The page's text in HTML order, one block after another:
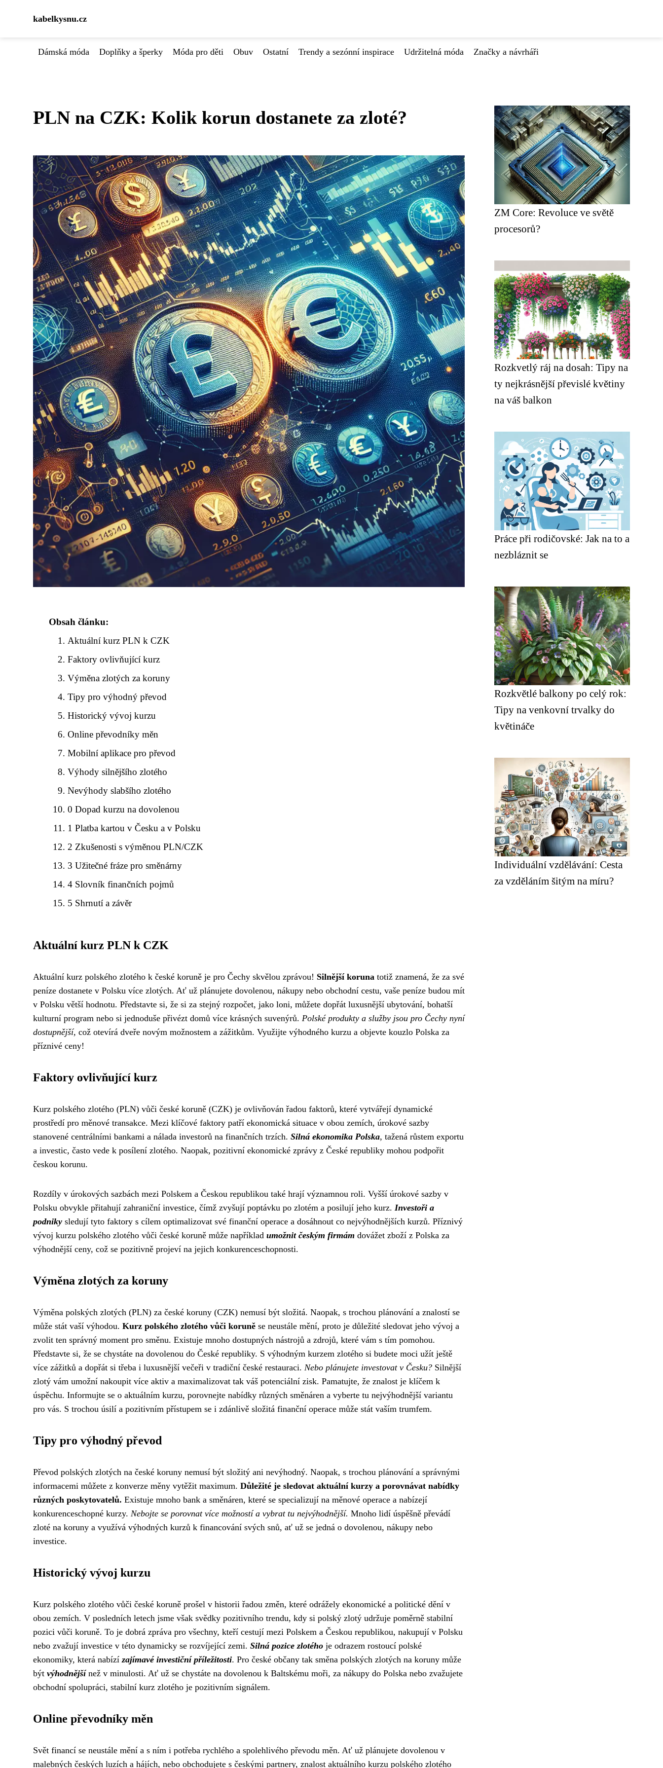
kabelkysnu.cz
Dámská móda Doplňky a šperky Móda pro děti Obuv Ostatní Trendy a sezónní inspirace Udržitelná móda Značky a návrháři
PLN na CZK: Kolik korun dostanete za zloté?
Obsah článku:
Aktuální kurz PLN k CZK
Faktory ovlivňující kurz
Výměna zlotých za koruny
Tipy pro výhodný převod
Historický vývoj kurzu
Online převodníky měn
Mobilní aplikace pro převod
Výhody silnějšího zlotého
Nevýhody slabšího zlotého
0 Dopad kurzu na dovolenou
1 Platba kartou v Česku a v Polsku
2 Zkušenosti s výměnou PLN/CZK
3 Užitečné fráze pro směnárny
4 Slovník finančních pojmů
5 Shrnutí a závěr
Aktuální kurz PLN k CZK
Aktuální kurz polského zlotého k české koruně je pro Čechy skvělou zprávou! Silnější koruna totiž znamená, že za své
peníze dostanete v Polsku více zlotých. Ať už plánujete dovolenou, nákupy nebo obchodní cestu, vaše peníze budou mít
v Polsku větší hodnotu. Představte si, že si za stejný rozpočet, jako loni, můžete dopřát luxusnější ubytování, bohatší
kulturní program nebo si jednoduše přivézt domů více krásných suvenýrů. Polské produkty a služby jsou pro Čechy nyní
dostupnější, což otevírá dveře novým možnostem a zážitkům. Využijte výhodného kurzu a objevte kouzlo Polska za
příznivé ceny!
Faktory ovlivňující kurz
Kurz polského zlotého (PLN) vůči české koruně (CZK) je ovlivňován řadou faktorů, které vytvářejí dynamické
prostředí pro měnové transakce. Mezi klíčové faktory patří ekonomická situace v obou zemích, úrokové sazby
stanovené centrálními bankami a nálada investorů na finančních trzích. Silná ekonomika Polska, tažená růstem exportu
a investic, často vede k posílení zlotého. Naopak, pozitivní ekonomické zprávy z České republiky mohou podpořit
českou korunu.
Rozdíly v úrokových sazbách mezi Polskem a Českou republikou také hrají významnou roli. Vyšší úrokové sazby v
Polsku obvykle přitahují zahraniční investice, čímž zvyšují poptávku po zlotém a posilují jeho kurz. Investoři a
podniky sledují tyto faktory s cílem optimalizovat své finanční operace a dosáhnout co nejvýhodnějších kurzů. Příznivý
vývoj kurzu polského zlotého vůči české koruně může například umožnit českým firmám dovážet zboží z Polska za
výhodnější ceny, což se pozitivně projeví na jejich konkurenceschopnosti.
Výměna zlotých za koruny
Výměna polských zlotých (PLN) za české koruny (CZK) nemusí být složitá. Naopak, s trochou plánování a znalostí se
může stát vaší výhodou. Kurz polského zlotého vůči koruně se neustále mění, proto je důležité sledovat jeho vývoj a
zvolit ten správný moment pro směnu. Existuje mnoho dostupných nástrojů a zdrojů, které vám s tím pomohou.
Představte si, že se chystáte na dovolenou do České republiky. S výhodným kurzem zlotého si budete moci užít ještě
více zážitků a dopřát si třeba i luxusnější večeři v tradiční české restauraci. Nebo plánujete investovat v Česku? Silnější
zlotý vám umožní nakoupit více aktiv a maximalizovat tak váš potenciální zisk. Pamatujte, že znalost je klíčem k
úspěchu. Informujte se o aktuálním kurzu, porovnejte nabídky různých směnáren a vyberte tu nejvýhodnější variantu
pro vás. S trochou úsilí a pozitivním přístupem se i zdánlivě složitá finanční operace může stát vaším trumfem.
Tipy pro výhodný převod
Převod polských zlotých na české koruny nemusí být složitý ani nevýhodný. Naopak, s trochou plánování a správnými
informacemi můžete z konverze měny vytěžit maximum. Důležité je sledovat aktuální kurzy a porovnávat nabídky
různých poskytovatelů. Existuje mnoho bank a směnáren, které se specializují na měnové operace a nabízejí
konkurenceschopné kurzy. Nebojte se porovnat více možností a vybrat tu nejvýhodnější. Mnoho lidí úspěšně převádí
zloté na koruny a využívá výhodných kurzů k financování svých snů, ať už se jedná o dovolenou, nákupy nebo
investice.
Historický vývoj kurzu
Kurz polského zlotého vůči české koruně prošel v historii řadou změn, které odrážely ekonomické a politické dění v
obou zemích. V posledních letech jsme však svědky pozitivního trendu, kdy si polský zlotý udržuje poměrně stabilní
pozici vůči koruně. To je dobrá zpráva pro všechny, kteří cestují mezi Polskem a Českou republikou, nakupují v Polsku
nebo zvažují investice v této dynamicky se rozvíjející zemi. Silná pozice zlotého je odrazem rostoucí polské
ekonomiky, která nabízízajímavé investiční příležitosti. Pro české občany tak směna polských zlotých na koruny může
být výhodnějšínež v minulosti. Ať už se chystáte na dovolenou k Baltskému moři, za nákupy do Polska nebo zvažujete
obchodní spolupráci, stabilní kurz zlotého je pozitivním signálem.
Online převodníky měn
Svět financí se neustále mění a s ním i potřeba rychlého a spolehlivého převodu měn. Ať už plánujete dovolenou v
malebných českých luzích a hájích, nebo obchodujete s českými partnery, znalost aktuálního kurzu polského zlotého
ZM Core: Revoluce ve světě
procesorů?
Rozkvetlý ráj na dosah: Tipy na
ty nejkrásnější převislé květiny
na váš balkon
Práce při rodičovské: Jak na to a
nezbláznit se
Rozkvětlé balkony po celý rok:
Tipy na venkovní trvalky do
květináče
Individuální vzdělávání: Cesta
za vzděláním šitým na míru?